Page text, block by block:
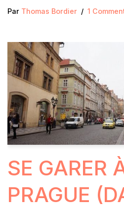
Par Thomas Bordier 1
SE GARER
PRAGUE